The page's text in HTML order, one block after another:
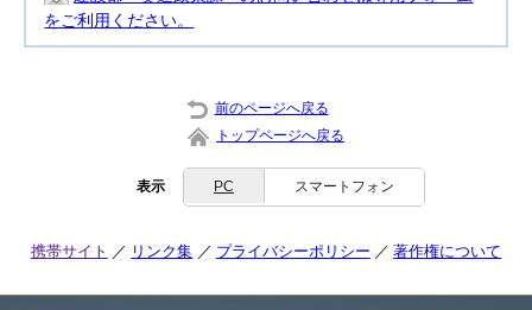
をご利用ください。
前のページへ戻る
トップページへ戻る
表示 PC スマートフォン
携帯サイト リンク集 プライバシーポリシー 著作権について